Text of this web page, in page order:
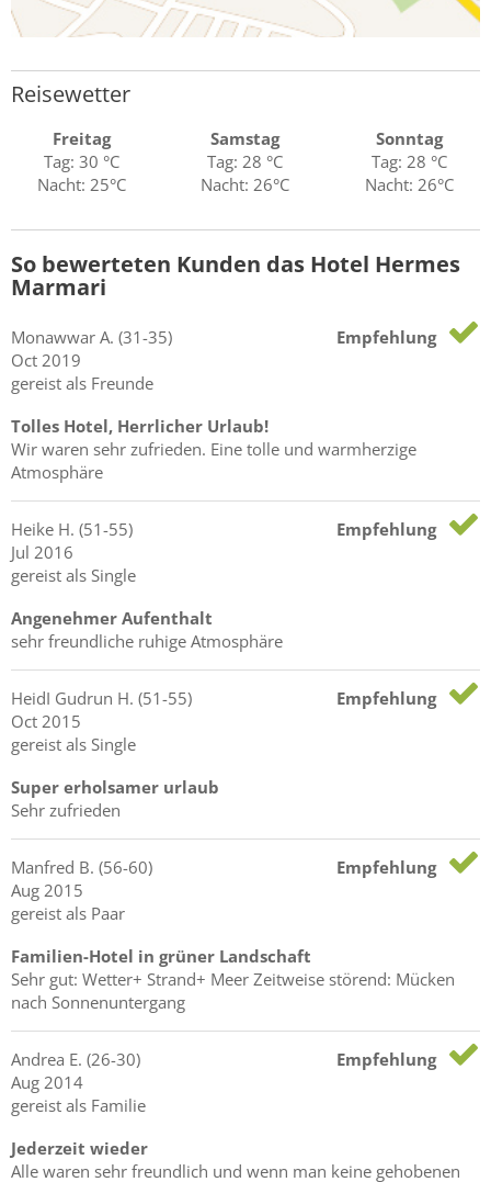
Reisewetter
Freitag
Tag: 30 °C
Nacht: 25°C
Samstag
Tag: 28 °C
Nacht: 26°C
Sonntag
Tag: 28 °C
Nacht: 26°C
So bewerteten Kunden das Hotel Hermes
Marmari
Monawwar A. (31-35)
Oct 2019
gereist als Freunde
Empfehlung
Tolles Hotel, Herrlicher Urlaub!
Wir waren sehr zufrieden. Eine tolle und warmherzige
Atmosphäre
Heike H. (51-55)
Jul 2016
gereist als Single
Empfehlung
Angenehmer Aufenthalt
sehr freundliche ruhige Atmosphäre
HeidI Gudrun H. (51-55)
Oct 2015
gereist als Single
Empfehlung
Super erholsamer urlaub
Sehr zufrieden
Manfred B. (56-60)
Aug 2015
gereist als Paar
Empfehlung
Familien-Hotel in grüner Landschaft
Sehr gut: Wetter+ Strand+ Meer Zeitweise störend: Mücken
nach Sonnenuntergang
Andrea E. (26-30)
Aug 2014
gereist als Familie
Empfehlung
Jederzeit wieder
Alle waren sehr freundlich und wenn man keine gehobenen